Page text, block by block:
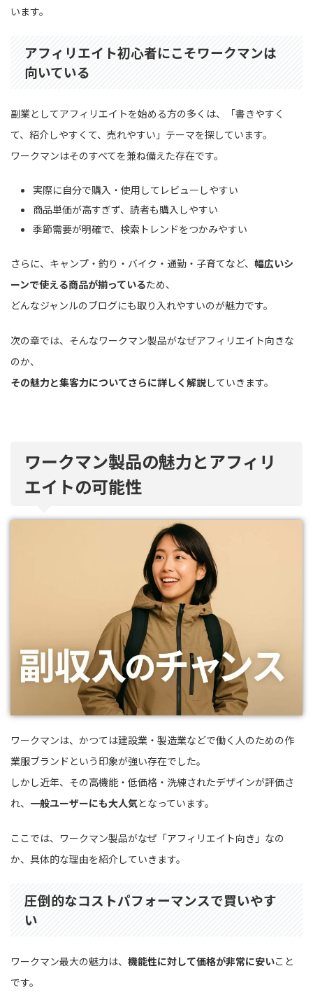
います。
アフィリエイト初心者にこそワークマンは
向いている
副業としてアフィリエイトを始める方の多くは、「書きやすく
て、紹介しやすくて、売れやすい」テーマを探しています。
ワークマンはそのすべてを兼ね備えた存在です。
実際に自分で購入・使用してレビューしやすい
商品単価が高すぎず、読者も購入しやすい
季節需要が明確で、検索トレンドをつかみやすい
さらに、キャンプ・釣り・バイク・通勤・子育てなど、 幅広いシ
ーンで使える商品が揃っているため、
どんなジャンルのブログにも取り入れやすいのが魅力です。
次の章では、そんなワークマン製品がなぜアフィリエイト向きな
のか、
その魅力と集客力についてさらに詳しく解説していきます。
ワークマン製品の魅力とアフィリ
エイトの可能性
ワークマンは、かつては建設業・製造業などで働く人のための作
業服ブランドという印象が強い存在でした。
しかし近年、その高機能・低価格・洗練されたデザインが評価さ
れ、 一般ユーザーにも大人気となっています。
ここでは、ワークマン製品がなぜ「アフィリエイト向き」なの
か、具体的な理由を紹介していきます。
圧倒的なコストパフォーマンスで買いやす
い
ワークマン最大の魅力は、 機能性に対して価格が非常に安いこと
です。